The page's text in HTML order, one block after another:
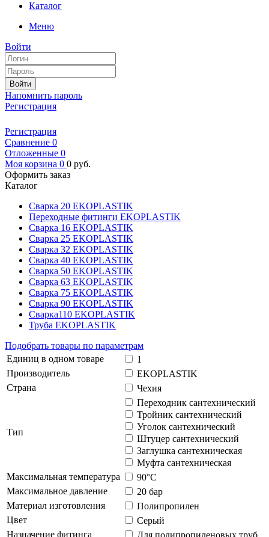
Каталог
Меню
Войти
Войти
Напомнить пароль
Регистрация
Регистрация
Сравнение 0
Отложенные 0
Моя корзина 0 0 руб.
Оформить заказ
Каталог
Сварка 20 EKOPLASTIK
Переходные фитинги EKOPLASTIK
Сварка 16 EKOPLASTIK
Сварка 25 EKOPLASTIK
Сварка 32 EKOPLASTIK
Сварка 40 EKOPLASTIK
Сварка 50 EKOPLASTIK
Сварка 63 EKOPLASTIK
Сварка 75 EKOPLASTIK
Сварка 90 EKOPLASTIK
Сварка110 EKOPLASTIK
Труба EKOPLASTIK
Подобрать товары по параметрам
Единиц в одном товаре
1
Производитель
EKOPLASTIK
Страна
Чехия
Тип
Переходник сантехнический
Тройник сантехнический
Уголок сантехнический
Штуцер сантехнический
Заглушка сантехническая
Муфта сантехническая
Максимальная температура
90°С
Максимальное давление
20 бар
Материал изготовления
Полипропилен
Цвет
Серый
Назначение фитинга
Для полипропиленовых труб